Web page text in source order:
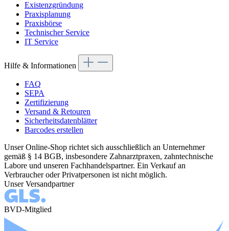
Existenzgründung
Praxisplanung
Praxisbörse
Technischer Service
IT Service
Hilfe & Informationen
FAQ
SEPA
Zertifizierung
Versand & Retouren
Sicherheitsdatenblätter
Barcodes erstellen
Unser Online-Shop richtet sich ausschließlich an Unternehmer
gemäß § 14 BGB, insbesondere Zahnarztpraxen, zahntechnische
Labore und unseren Fachhandelspartner. Ein Verkauf an
Verbraucher oder Privatpersonen ist nicht möglich.
Unser Versandpartner
BVD-Mitglied